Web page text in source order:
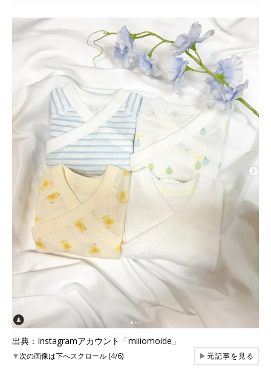
出典：Instagramアカウント「miiiomoide」
▼次の画像は下へスクロール (4/6) ▶元記事を見る